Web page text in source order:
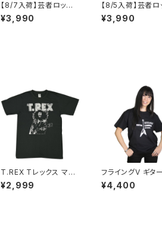
【8/7入荷】芸者ロック
ス ゲイシャ GEISHA R
OCKS 階Ｇ子&オルタ
¥3,990
【8/5入荷】芸者ロ
GEISHA ROCKS
子&オルタナティヴ
¥3,990
T.REX Tレックス マー
ク・ボラン チャコール グ
レー メンズ レディース
¥2,999
フライングV ギタ
ライ マイケル・シェ
ー メンズ＆レディ
¥4,400